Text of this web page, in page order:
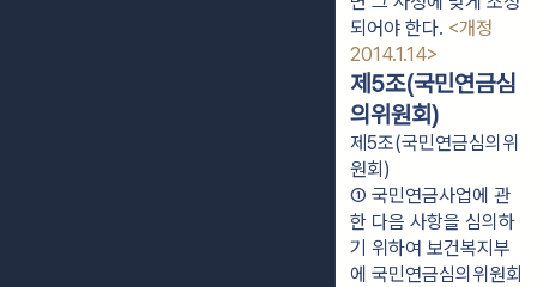
되어야 한다. <개정
2014.1.14>
제5조(국민연금심
의위원회)
제5조(국민연금심의위
원회)
① 국민연금사업에 관
한 다음 사항을 심의하
기 위하여 보건복지부
에 국민연금심의위원회